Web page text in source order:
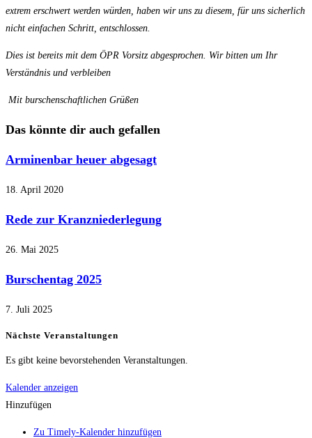
extrem erschwert werden würden, haben wir uns zu diesem, für uns sicherlich
nicht einfachen Schritt, entschlossen.
Dies ist bereits mit dem ÖPR Vorsitz abgesprochen. Wir bitten um Ihr
Verständnis und verbleiben
Mit burschenschaftlichen Grüßen
Das könnte dir auch gefallen
Arminenbar heuer abgesagt
18. April 2020
Rede zur Kranzniederlegung
26. Mai 2025
Burschentag 2025
7. Juli 2025
Nächste Veranstaltungen
Es gibt keine bevorstehenden Veranstaltungen.
Kalender anzeigen
Hinzufügen
Zu Timely-Kalender hinzufügen